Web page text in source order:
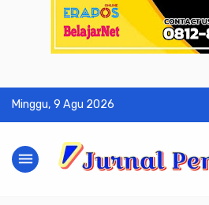
Minggu, 9 Agu 2026
menu